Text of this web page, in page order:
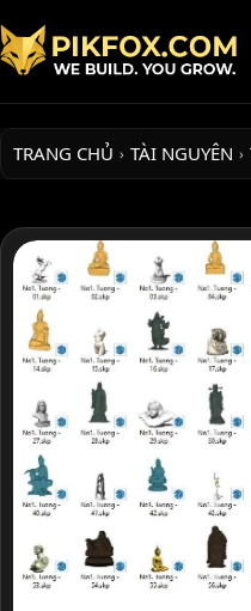
TRANG CHỦ › TÀI NGUYÊN ›